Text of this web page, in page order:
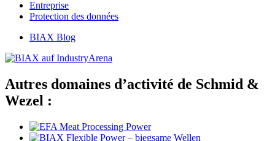
Entreprise
Protection des données
BIAX Blog
Autres domaines d’activité de Schmid &
Wezel :